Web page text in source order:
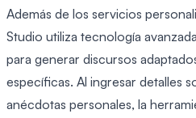
Además de los servicios
Studio utiliza tecnología
para generar discursos
específicas. Al ingresar detalles
anécdotas personales, la